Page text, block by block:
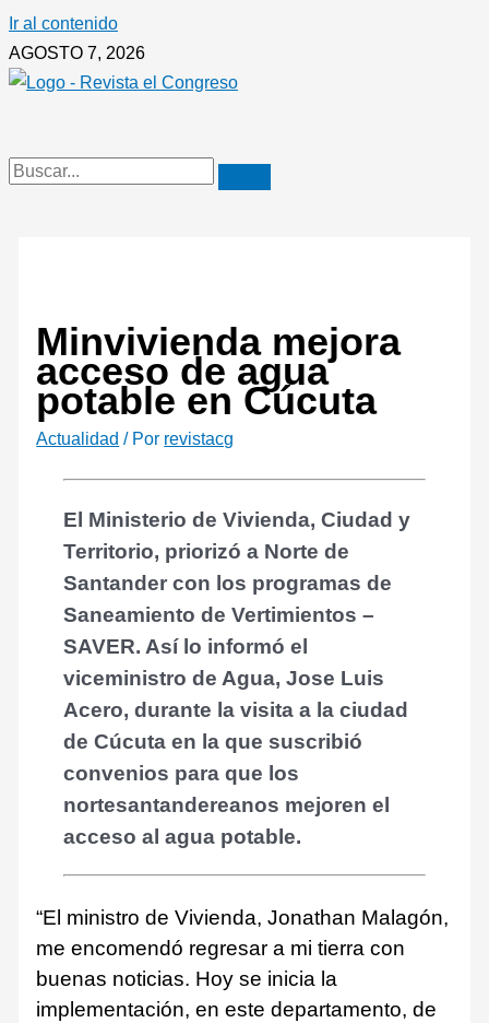
Ir al contenido
AGOSTO 7, 2026
Minvivienda mejora
acceso de agua
potable en Cúcuta
Actualidad / Por revistacg
El Ministerio de Vivienda, Ciudad y
Territorio, priorizó a Norte de
Santander con los programas de
Saneamiento de Vertimientos –
SAVER. Así lo informó el
viceministro de Agua, Jose Luis
Acero, durante la visita a la ciudad
de Cúcuta en la que suscribió
convenios para que los
nortesantandereanos mejoren el
acceso al agua potable.
“El ministro de Vivienda, Jonathan Malagón,
me encomendó regresar a mi tierra con
buenas noticias. Hoy se inicia la
implementación, en este departamento, de